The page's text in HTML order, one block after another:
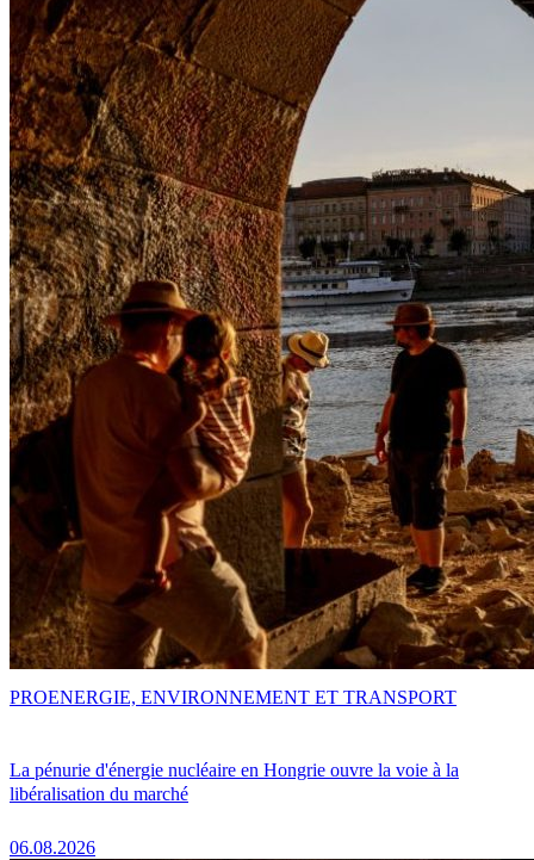
La pénurie d'énergie nucléaire en Hongrie ouvre la voie à la
libéralisation du marché
06.08.2026
PROENERGIE, ENVIRONNEMENT ET TRANSPORT